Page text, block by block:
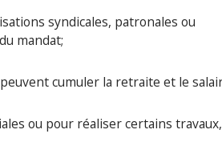
syndicales, patronales ou
mandat;
cumuler la retraite et le
ou pour réaliser certains travaux,